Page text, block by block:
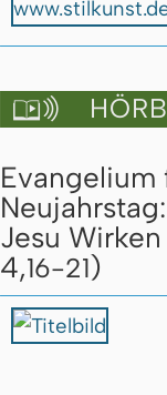

Evangelium
Neujahrstag:
Jesu
4,16-21)